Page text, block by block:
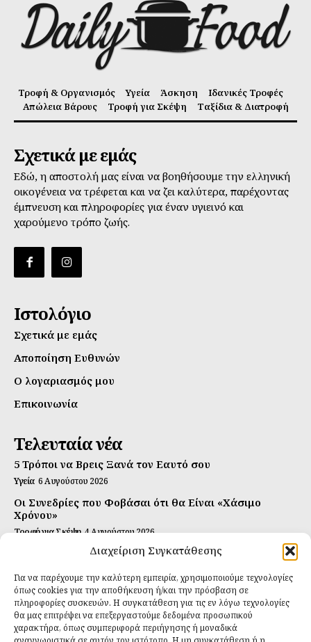
Διαχείριση Συγκατάθεσης
Για να παρέχουμε την καλύτερη εμπειρία, χρησιμοποιούμε τεχνολογίες
όπως cookies για την αποθήκευση ή/και την πρόσβαση σε
πληροφορίες συσκευών. Η συγκατάθεση για τις εν λόγω τεχνολογίες
θα μας επιτρέψει να επεξεργαστούμε δεδομένα προσωπικού
χαρακτήρα, όπως συμπεριφορά περιήγησης ή μοναδικά
Τροφή & Οργανισμός Υγεία Άσκηση
Ιδανικές Τροφές
Απώλεια Βάρους
Τροφή για Σκέψη Ταξίδια & Διατροφή
Σχετικά με εμάς
Εδώ, η αποστολή μας είναι να βοηθήσουμε την ελληνική
οικογένεια να τρέφεται και να ζει καλύτερα, παρέχοντας
έμπνευση και πληροφορίες για έναν υγιεινό και
χαρούμενο τρόπο ζωής.
Ιστολόγιο
Σχετικά με εμάς
Αποποίηση Ευθυνών
Ο λογαριασμός μου
Επικοινωνία
Τελευταία νέα
5 Τρόποι να Βρεις Ξανά τον Εαυτό σου
Υγεία 6 Αυγούστου 2026
Οι Συνεδρίες που Φοβάσαι ότι θα Είναι «Χάσιμο
Χρόνου»
Τροφή για Σκέψη 4 Αυγούστου 2026
Αυτή Είναι η Συνταγή για Τέλεια Κομπούτσα
Ιδανικές Τροφές 26 Ιουλίου 2026
Εγγραφείτε